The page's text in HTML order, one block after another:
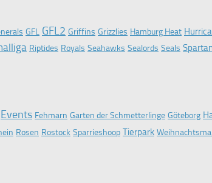
GFL GFL2 Griffins Grizzlies Hamburg Heat
Riptides Royals Seahawks Sealords Seals
Events Fehmarn Garten der Schmetterlinge Göteborg
Rosen Rostock Sparrieshoop Tierpark